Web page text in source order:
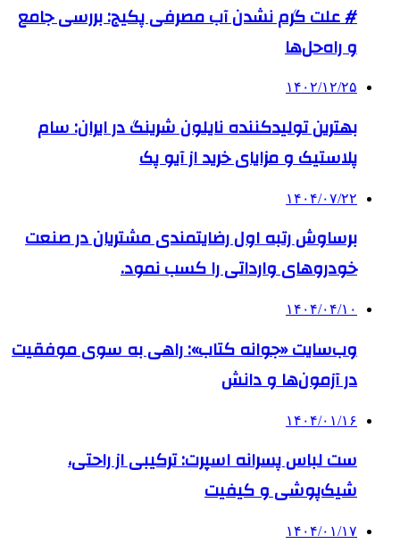
# علت گرم نشدن آب مصرفی پکیج: بررسی جامع
و راه‌حل‌ها
۱۴۰۲/۱۲/۲۵
بهترین تولیدکننده نایلون شرینگ در ایران: سام
پلاستیک و مزایای خرید از آیو پک
۱۴۰۴/۰۷/۲۲
برساوش رتبه اول رضایتمندی مشتریان در صنعت
خودروهای وارداتی را کسب نمود.
۱۴۰۴/۰۴/۱۰
وب‌سایت «جوانه کتاب»: راهی به سوی موفقیت
در آزمون‌ها و دانش
۱۴۰۴/۰۱/۱۶
ست لباس پسرانه اسپرت: ترکیبی از راحتی،
شیک‌پوشی و کیفیت
۱۴۰۴/۰۱/۱۷